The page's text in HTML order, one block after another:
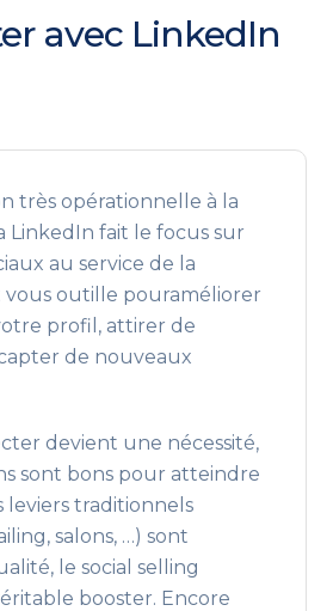
avec LinkedIn
très opérationnelle à la
LinkedIn fait le focus sur
au service de la
vous outille pouraméliorer
profil, attirer de
de nouveaux
devient une nécessité,
sont bons pour atteindre
leviers traditionnels
salons, …) sont
le social selling
booster. Encore